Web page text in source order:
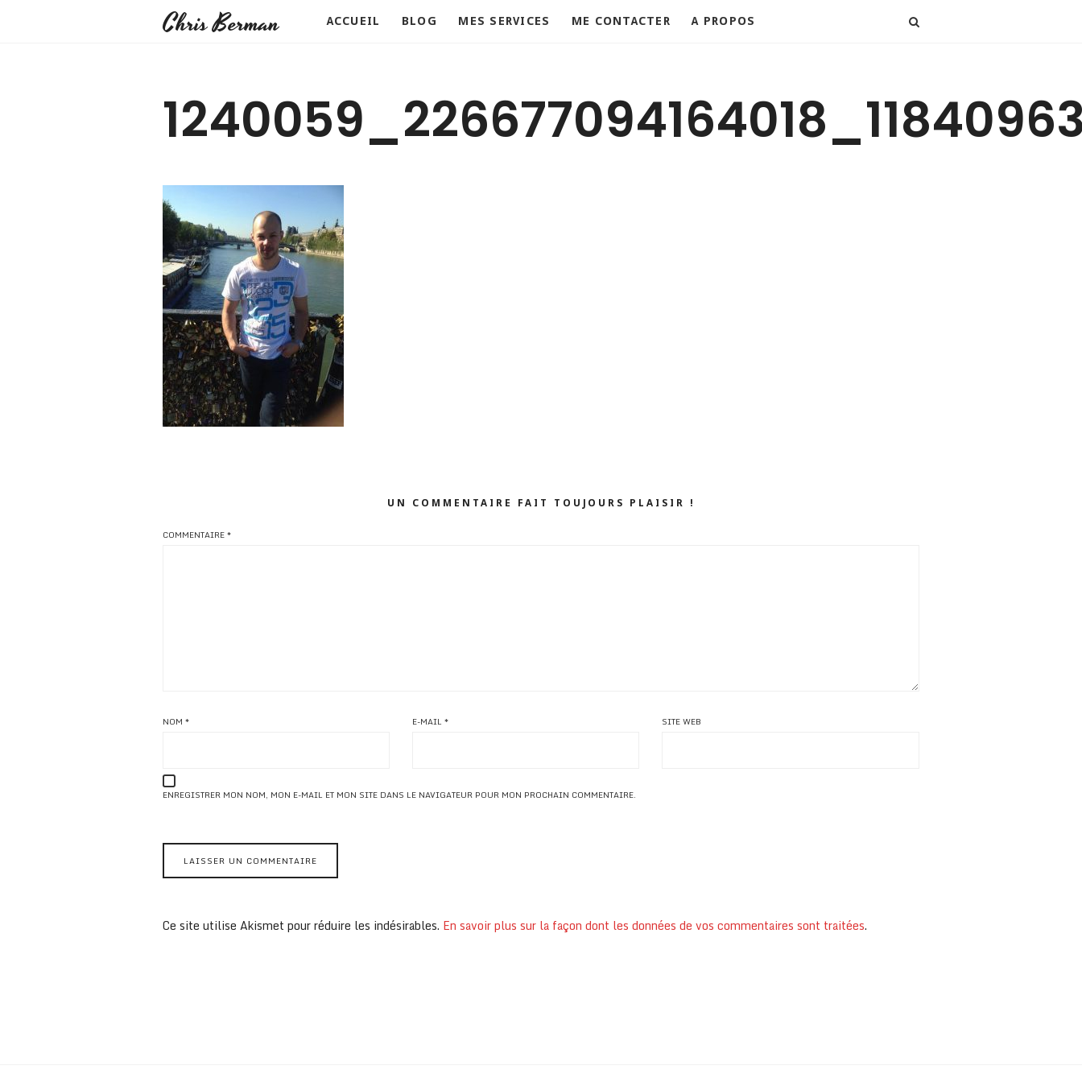
Chris Berman ACCUEIL BLOG MES SERVICES ME CONTACTER A PROPOS
UN COMMENTAIRE FAIT TOUJOURS PLAISIR !
COMMENTAIRE*
NOM * E-MAIL* SITE WEB
ENREGISTRER MON NOM, MON E-MAIL ET MON SITE DANS LE NAVIGATEUR POUR MON PROCHAIN COMMENTAIRE.
Ce site utilise Akismet pour réduire les indésirables. En savoir plus sur la façon dont les données de vos commentaires sont traitées.